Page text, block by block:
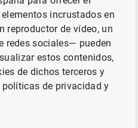
de Gob...
Siguiente
los detalles...
incrustados en
reproductor de vídeo, un
redes sociales— pueden
estos contenidos,
de dichos terceros y
de privacidad y